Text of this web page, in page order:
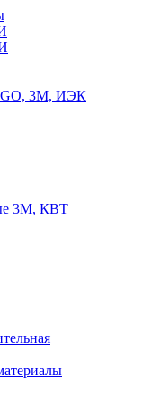
3M, ИЭК
3M, КВТ